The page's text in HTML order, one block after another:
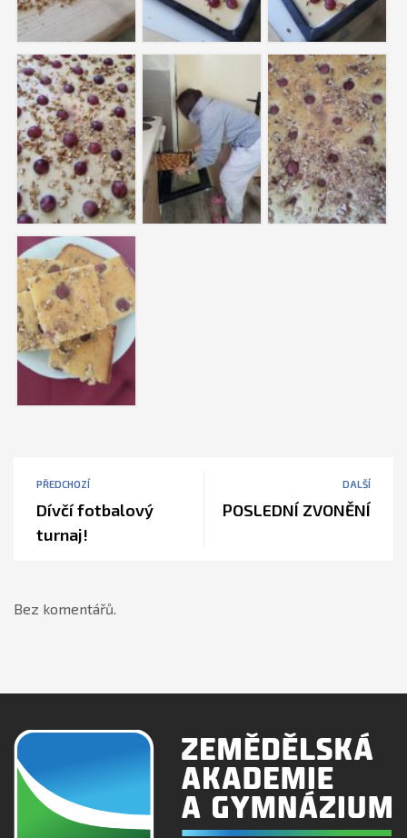
PŘEDCHOZÍ
Dívčí fotbalový
turnaj!
DALŠÍ
POSLEDNÍ ZVONĚNÍ
Bez komentářů.